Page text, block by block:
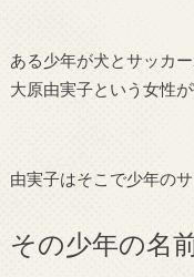
ある少年が犬とサッカ
大原由実子という女性
由実子はそこで少年の
その少年の名